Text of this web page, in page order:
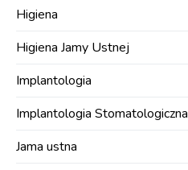
Higiena
Higiena Jamy Ustnej
Implantologia
Implantologia Stomatologiczna
Jama ustna